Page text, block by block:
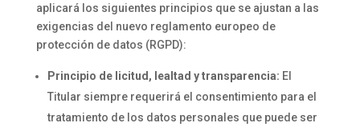
aplicará los siguientes principios que se ajustan a las
exigencias del nuevo reglamento europeo de
protección de datos (RGPD):
Principio de licitud, lealtad y transparencia: El
Titular siempre requerirá el consentimiento para el
tratamiento de los datos personales que puede ser